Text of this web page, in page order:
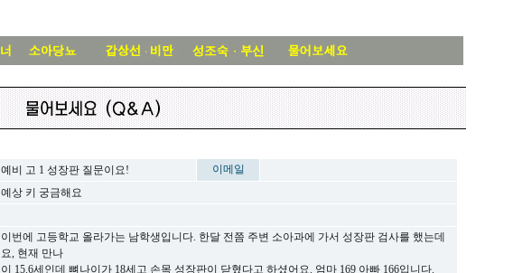
예비 고 1 성장판 질문이요!
이메일
예상 키 궁금해요
이번에 고등학교 올라가는 남학생입니다. 한달 전쯤 주변 소아과에 가서 성장판 검사를 했는데
요, 현재 만나
이 15.6세인데 뼈나이가 18세고 손목 성장판이 닫혔다고 하셨어요. 엄마 169 아빠 166입니다.